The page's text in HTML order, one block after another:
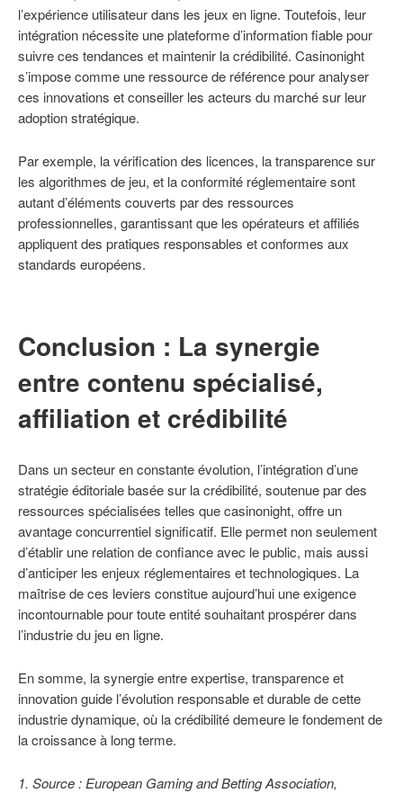
l’expérience utilisateur dans les jeux en ligne. Toutefois, leur
intégration nécessite une plateforme d’information fiable pour
suivre ces tendances et maintenir la crédibilité. Casinonight
s’impose comme une ressource de référence pour analyser
ces innovations et conseiller les acteurs du marché sur leur
adoption stratégique.
Par exemple, la vérification des licences, la transparence sur
les algorithmes de jeu, et la conformité réglementaire sont
autant d’éléments couverts par des ressources
professionnelles, garantissant que les opérateurs et affiliés
appliquent des pratiques responsables et conformes aux
standards européens.
Conclusion : La synergie
entre contenu spécialisé,
affiliation et crédibilité
Dans un secteur en constante évolution, l’intégration d’une
stratégie éditoriale basée sur la crédibilité, soutenue par des
ressources spécialisées telles que casinonight, offre un
avantage concurrentiel significatif. Elle permet non seulement
d’établir une relation de confiance avec le public, mais aussi
d’anticiper les enjeux réglementaires et technologiques. La
maîtrise de ces leviers constitue aujourd’hui une exigence
incontournable pour toute entité souhaitant prospérer dans
l’industrie du jeu en ligne.
En somme, la synergie entre expertise, transparence et
innovation guide l’évolution responsable et durable de cette
industrie dynamique, où la crédibilité demeure le fondement de
la croissance à long terme.
1. Source : European Gaming and Betting Association,